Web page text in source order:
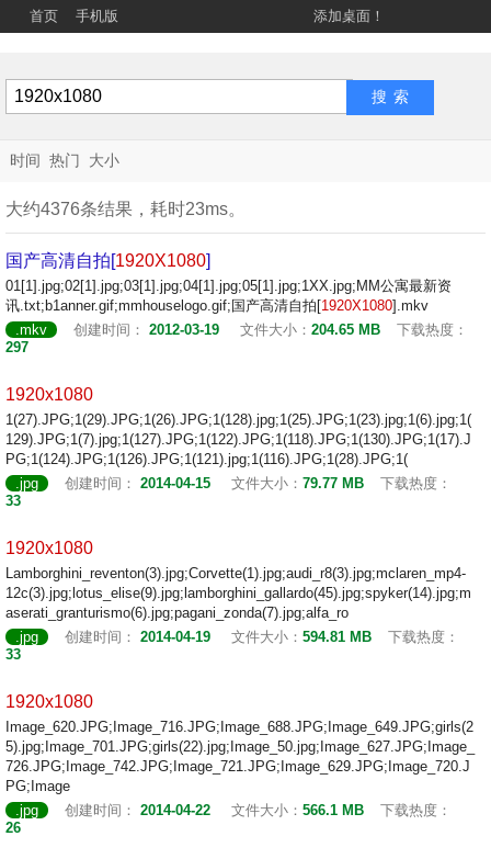
首页 手机版 添加桌面！
时间 热门 大小
大约4376条结果，耗时23ms。
国产高清自拍[1920X1080]
01[1].jpg;02[1].jpg;03[1].jpg;04[1].jpg;05[1].jpg;1XX.jpg;MM公寓最新资
讯.txt;b1anner.gif;mmhouselogo.gif;国产高清自拍[1920X1080].mkv
.mkv
创建时间： 2012-03-19 文件大小： 204.65 MB
下载热度：
297
1920x1080
1(27).JPG;1(29).JPG;1(26).JPG;1(128).jpg;1(25).JPG;1(23).jpg;1(6).jpg;1(
129).JPG;1(7).jpg;1(127).JPG;1(122).JPG;1(118).JPG;1(130).JPG;1(17).J
PG;1(124).JPG;1(126).JPG;1(121).jpg;1(116).JPG;1(28).JPG;1(
.jpg
创建时间： 2014-04-15 文件大小： 79.77 MB
下载热度：
33
1920x1080
Lamborghini_reventon(3).jpg;Corvette(1).jpg;audi_r8(3).jpg;mclaren_mp4-
12c(3).jpg;lotus_elise(9).jpg;lamborghini_gallardo(45).jpg;spyker(14).jpg;m
aserati_granturismo(6).jpg;pagani_zonda(7).jpg;alfa_ro
.jpg
创建时间： 2014-04-19 文件大小： 594.81 MB
下载热度：
33
1920x1080
Image_620.JPG;Image_716.JPG;Image_688.JPG;Image_649.JPG;girls(2
5).jpg;Image_701.JPG;girls(22).jpg;Image_50.jpg;Image_627.JPG;Image_
726.JPG;Image_742.JPG;Image_721.JPG;Image_629.JPG;Image_720.J
PG;Image
.jpg
创建时间： 2014-04-22 文件大小： 566.1 MB
下载热度：
26